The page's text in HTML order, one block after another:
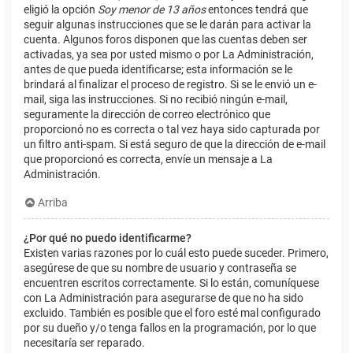
eligió la opción Soy menor de 13 añosentonces tendrá que
seguir algunas instrucciones que se le darán para activar la
cuenta. Algunos foros disponen que las cuentas deben ser
activadas, ya sea por usted mismo o por La Administración,
antes de que pueda identificarse; esta información se le
brindará al finalizar el proceso de registro. Si se le envió un e-
mail, siga las instrucciones. Si no recibió ningún e-mail,
seguramente la dirección de correo electrónico que
proporcionó no es correcta o tal vez haya sido capturada por
un filtro anti-spam. Si está seguro de que la dirección de e-mail
que proporcionó es correcta, envíe un mensaje a La
Administración.
Arriba
¿Por qué no puedo identificarme?
Existen varias razones por lo cuál esto puede suceder. Primero,
asegúrese de que su nombre de usuario y contraseña se
encuentren escritos correctamente. Si lo están, comuníquese
con La Administración para asegurarse de que no ha sido
excluido. También es posible que el foro esté mal configurado
por su dueño y/o tenga fallos en la programación, por lo que
necesitaría ser reparado.